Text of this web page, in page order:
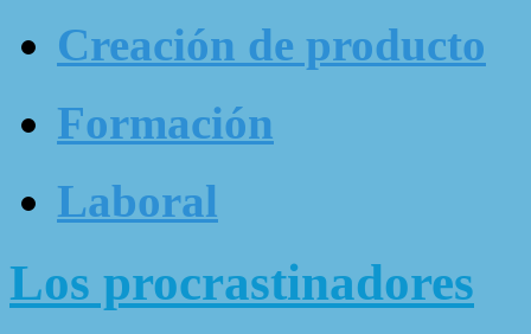
Creación de producto
Formación
Laboral
Los procrastinadores